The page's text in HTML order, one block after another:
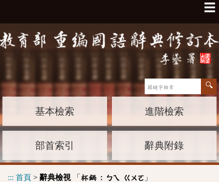
☰
基本檢索 進階檢索
部首索引 辭典附錄
::: 首頁 > 辭典檢視「 杯鍋 : ㄅㄟ ㄍㄨㄛ 」